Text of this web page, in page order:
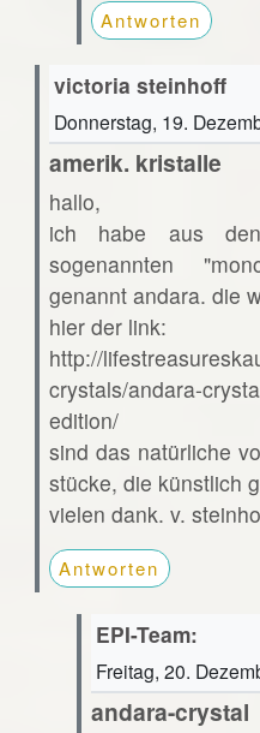
Antworten
victoria steinhoff
Donnerstag, 19.
amerik. kristalle
hallo,
ich habe aus
sogenannten
genannt andara. die
hier der link:
http://
crystals/andara-
edition/
sind das natürliche
stücke, die künstlich
vielen dank. v.
Antworten
EPI-Team:
Freitag, 20.
andara-crystal